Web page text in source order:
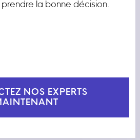
la bonne décision.
NOS EXPERTS